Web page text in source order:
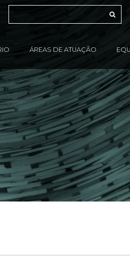
ÁREAS DE ATUAÇÃO